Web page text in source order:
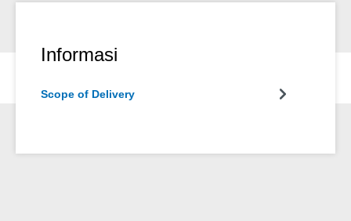
Informasi
Scope of Delivery